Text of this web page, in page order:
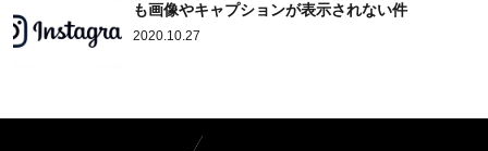
も画像やキャプションが表示されない件
2020.10.27